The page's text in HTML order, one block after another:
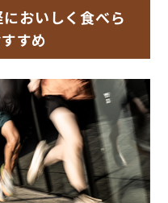
おいしく食べら
すめ